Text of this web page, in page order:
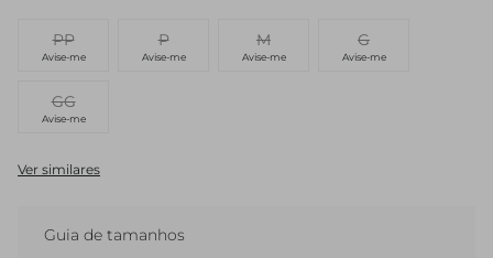
PP
Avise-me
P
Avise-me
M
Avise-me
G
Avise-me
GG
Avise-me
Ver similares
Guia de tamanhos